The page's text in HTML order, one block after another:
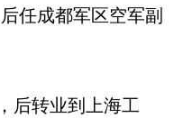
任成都军区空军副
后转业到上海工